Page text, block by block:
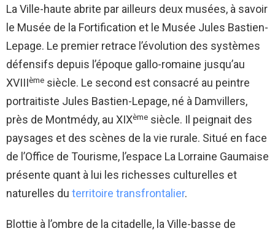
La Ville-haute abrite par ailleurs deux musées, à savoir
le Musée de la Fortification et le Musée Jules Bastien-
Lepage. Le premier retrace l’évolution des systèmes
défensifs depuis l’époque gallo-romaine jusqu’au
XVIIIème siècle. Le second est consacré au peintre
portraitiste Jules Bastien-Lepage, né à Damvillers,
près de Montmédy, au XIXème siècle. Il peignait des
paysages et des scènes de la vie rurale. Situé en face
de l’Office de Tourisme, l’espace La Lorraine Gaumaise
présente quant à lui les richesses culturelles et
naturelles du territoire transfrontalier.
Blottie à l’ombre de la citadelle, la Ville-basse de